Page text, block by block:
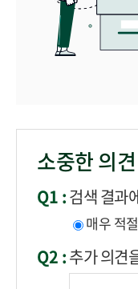
소중한 의
Q1 :검색 결과
매우 적
Q2 :추가 의견